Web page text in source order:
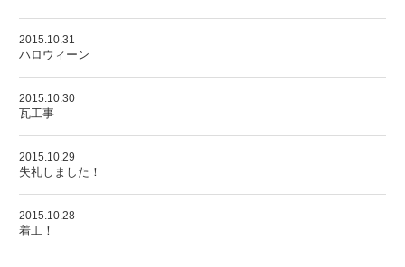
2015.10.31
ハロウィーン
2015.10.30
瓦工事
2015.10.29
失礼しました！
2015.10.28
着工！